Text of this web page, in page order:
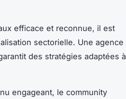
efficace et reconnue, il est
sectorielle. Une agence
des stratégies adaptées à
engageant, le community